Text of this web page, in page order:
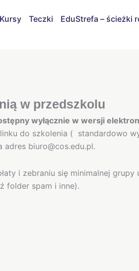
Kursy Teczki EduStrefa – ścieżki
w przedszkolu
wyłącznie w wersji
do szkolenia ( standardowo
adres biuro@cos.edu.pl.
i zebraniu się minimalnej
folder spam i inne).